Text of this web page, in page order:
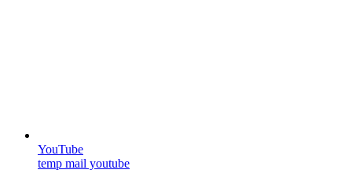
YouTube
temp mail youtube